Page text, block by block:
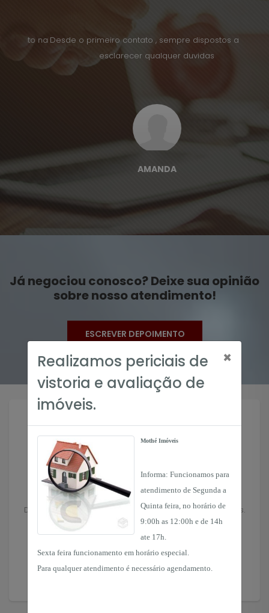
Realizamos periciais de
vistoria e avaliação de
imóveis.
×
Mothé Imóveis
Informa: Funcionamos para
atendimento de Segunda a
Quinta feira, no horário de
9:00h as 12:00h e de 14h
ate 17h.
Sexta feira funcionamento em horário especial.
Para qualquer atendimento é necessário agendamento.
Desde o primeiro contato , sempre dispostos a ajuda
esclarecer qualquer duvidas
AMANDA
Já negociou conosco? Deixe sua opinião
sobre nosso atendimento!
ESCREVER DEPOIMENTO
Anuncie seu Imóvel
Deixe seu imóvel nas mãos de profissionais experientes.
Anunciar